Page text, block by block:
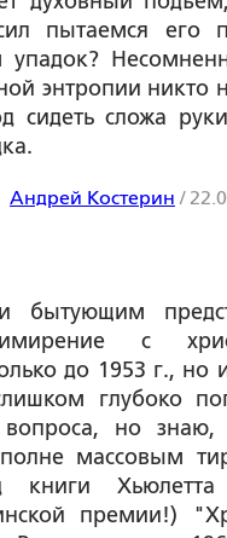
пытаемся его
упадок?
энтропии никто
сидеть сложа
Андрей Костерин /
бытующим
с
до 1953 г., но
глубоко
но знаю,
массовым
книги Хьюлетта
премии!)